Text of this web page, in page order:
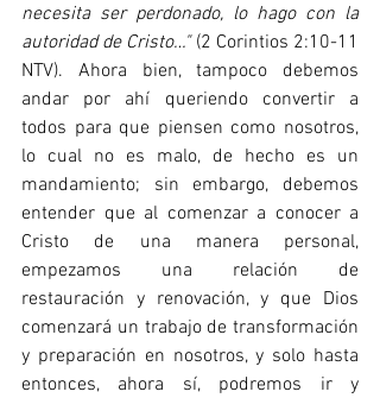
necesita ser perdonado, lo hago con la
autoridad de Cristo…" (2 Corintios 2:10-11
NTV). Ahora bien, tampoco debemos
andar por ahí queriendo convertir a
todos para que piensen como nosotros,
lo cual no es malo, de hecho es un
mandamiento; sin embargo, debemos
entender que al comenzar a conocer a
Cristo de una manera personal,
empezamos una relación de
restauración y renovación, y que Dios
comenzará un trabajo de transformación
y preparación en nosotros, y solo hasta
entonces, ahora sí, podremos ir y